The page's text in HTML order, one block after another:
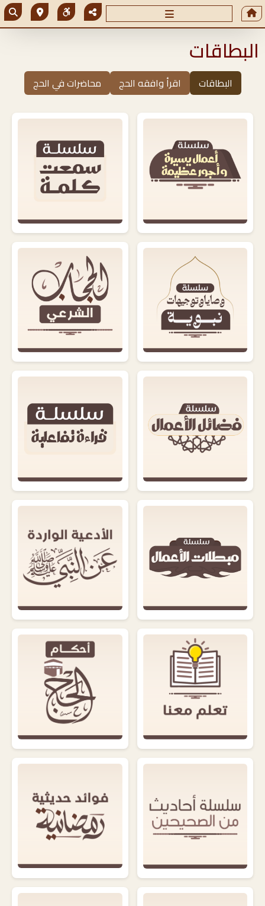
البطاقات
البطاقات اقرأ وافقه الحج محاضرات في الحج